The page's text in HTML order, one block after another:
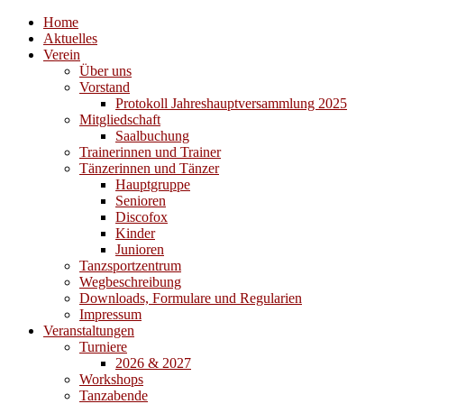
Home
Aktuelles
Verein
Über uns
Vorstand
Protokoll Jahreshauptversammlung 2025
Mitgliedschaft
Saalbuchung
Trainerinnen und Trainer
Tänzerinnen und Tänzer
Hauptgruppe
Senioren
Discofox
Kinder
Junioren
Tanzsportzentrum
Wegbeschreibung
Downloads, Formulare und Regularien
Impressum
Veranstaltungen
Turniere
2026 & 2027
Workshops
Tanzabende